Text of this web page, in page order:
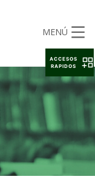
MENÚ
ACCESOS
RAPIDOS